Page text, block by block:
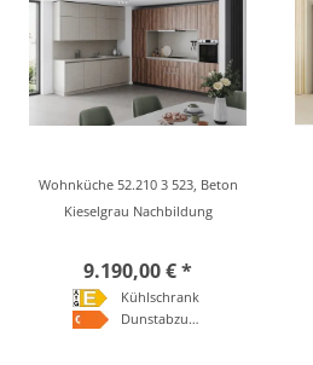
Wohnküche 52.210 3 523, Beton
Kieselgrau Nachbildung
9.190,00 € *
Kühlschrank
Dunstabzugshaube